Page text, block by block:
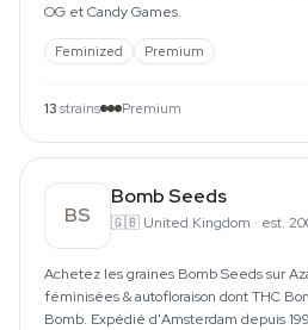
OG et Candy Games.
Feminized Premium
13 strains Premium
BS
Bomb Seeds
🇬🇧 United Kingdom · est.
Achetez les graines Bomb Seeds sur
féminisées & autofloraison dont THC
Bomb. Expédié d'Amsterdam depuis